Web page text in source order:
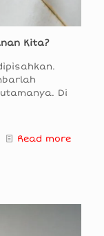
Kita?
Di
Read more